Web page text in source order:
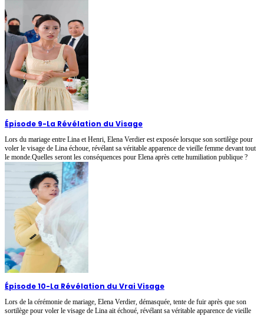
Épisode 9-La Révélation du Visage
Lors du mariage entre Lina et Henri, Elena Verdier est exposée lorsque son sortilège pour
voler le visage de Lina échoue, révélant sa véritable apparence de vieille femme devant tout
le monde.Quelles seront les conséquences pour Elena après cette humiliation publique ?
Épisode 10-La Révélation du Vrai Visage
Lors de la cérémonie de mariage, Elena Verdier, démasquée, tente de fuir après que son
sortilège pour voler le visage de Lina ait échoué, révélant sa véritable apparence de vieille